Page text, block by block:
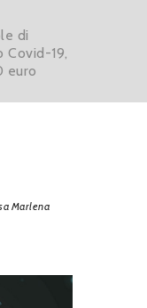
di
19,
euro
Marlena